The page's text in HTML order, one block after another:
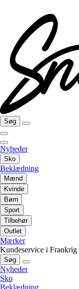
Søg
Nyheder
Sko
Beklædning
Mænd
Kvinde
Børn
Sport
Tilbehør
Outlet
Mærker
Kundeservice i Frankrig
Søg
Nyheder
Sko
Beklædning